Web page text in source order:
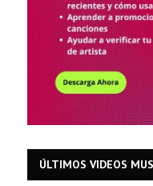
ÚLTIMOS VIDEOS